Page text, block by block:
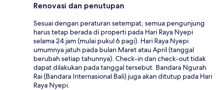
Renovasi dan penutupan
Sesuai dengan peraturan setempat, semua pengunjung
harus tetap berada di properti pada Hari Raya Nyepi
selama 24 jam (mulai pukul 6 pagi). Hari Raya Nyepi
umumnya jatuh pada bulan Maret atau April (tanggal
berubah setiap tahunnya). Check-in dan check-out tidak
dapat dilakukan pada tanggal tersebut. Bandara Ngurah
Rai (Bandara Internasional Bali) juga akan ditutup pada Hari
Raya Nyepi.